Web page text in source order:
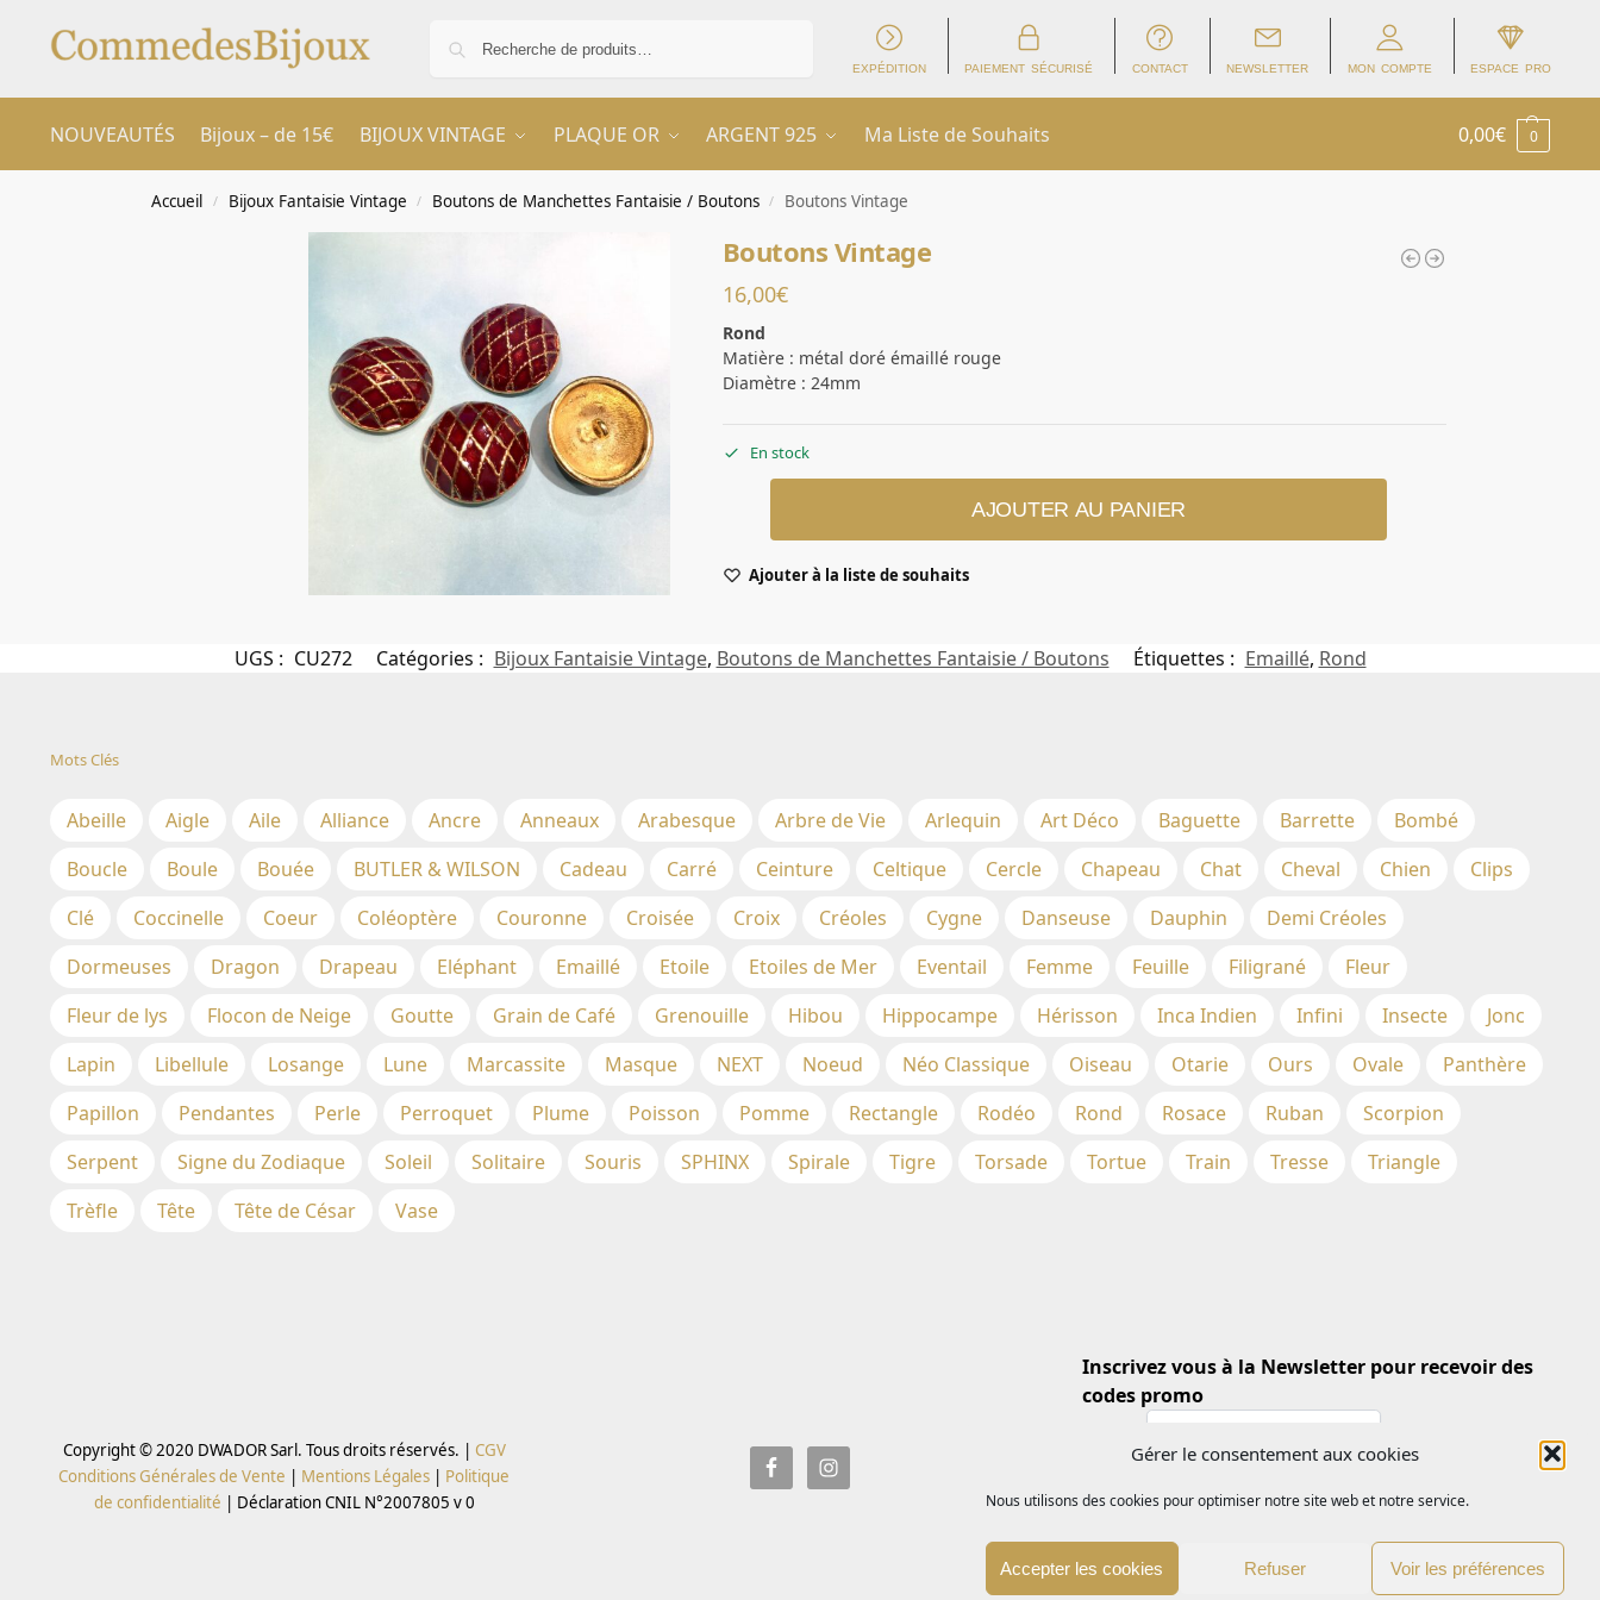
Gérer le consentement aux cookies
Nous utilisons des cookies pour optimiser notre site web et notre service.
Accepter les cookies Refuser Voir les préférences
EXPÉDITION PAIEMENT SÉCURISÉ CONTACT NEWSLETTER MON COMPTE ESPACE PRO
NOUVEAUTÉS Bijoux – de 15€ BIJOUX VINTAGE PLAQUE OR ARGENT 925 Ma Liste de Souhaits 0,00€ 0
Accueil / Bijoux Fantaisie Vintage / Boutons de Manchettes Fantaisie / Boutons / Boutons Vintage
Boutons Vintage
16,00€
Rond
Matière : métal doré émaillé rouge
Diamètre : 24mm
En stock
AJOUTER AU PANIER
Ajouter à la liste de souhaits
UGS : CU272 Catégories : Bijoux Fantaisie Vintage, Boutons de Manchettes Fantaisie / Boutons Étiquettes : Emaillé, Rond
Mots Clés
Abeille Aigle Aile Alliance Ancre Anneaux Arabesque Arbre de Vie Arlequin Art Déco Baguette Barrette
Bombé
Boucle
Boule Bouée BUTLER & WILSON Cadeau Carré Ceinture Celtique Cercle Chapeau Chat Cheval Chien
Clips
Clé
Coccinelle Coeur Coléoptère Couronne Croisée Croix Créoles Cygne Danseuse Dauphin
Demi Créoles
Dormeuses
Dragon Drapeau Eléphant Emaillé Etoile Etoiles de Mer Eventail Femme Feuille Filigrané
Fleur
Fleur de lys
Flocon de Neige Goutte Grain de Café Grenouille Hibou Hippocampe Hérisson Inca Indien Infini Insecte
Jonc
Lapin
Libellule Losange Lune Marcassite Masque NEXT Noeud Néo Classique Oiseau Otarie Ours Ovale
Panthère
Papillon
Pendantes Perle Perroquet Plume Poisson Pomme Rectangle Rodéo Rond Rosace Ruban
Scorpion
Serpent
Signe du Zodiaque Soleil Solitaire Souris SPHINX Spirale Tigre Torsade Tortue Train Tresse
Triangle
Trèfle
Tête Tête de César Vase
Copyright © 2020 DWADOR Sarl. Tous droits réservés. | CGV
Conditions Générales de Vente
Mentions Légales
Politique
de confidentialité
Déclaration CNIL N°2007805 v 0
Inscrivez vous à la Newsletter pour recevoir des
codes promo